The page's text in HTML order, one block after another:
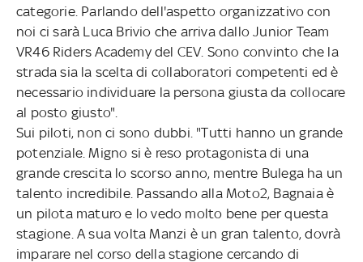
categorie. Parlando dell'aspetto organizzativo con
noi ci sarà Luca Brivio che arriva dallo Junior Team
VR46 Riders Academy del CEV. Sono convinto che la
strada sia la scelta di collaboratori competenti ed è
necessario individuare la persona giusta da collocare
al posto giusto".
Sui piloti, non ci sono dubbi. "Tutti hanno un grande
potenziale. Migno si è reso protagonista di una
grande crescita lo scorso anno, mentre Bulega ha un
talento incredibile. Passando alla Moto2, Bagnaia è
un pilota maturo e lo vedo molto bene per questa
stagione. A sua volta Manzi è un gran talento, dovrà
imparare nel corso della stagione cercando di